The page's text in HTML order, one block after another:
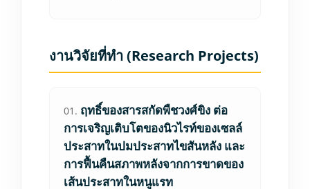
งานวิจัยที่ทำ (Research Projects)
01. ฤทธิ์ของสารสกัดพืชวงศ์ขิง ต่อ
การเจริญเติบโตของนิวไรท์ของเซลล์
ประสาทในปมประสาทไขสันหลัง และ
การฟื้นคืนสภาพหลังจากการขาดของ
เส้นประสาทในหนูแรท